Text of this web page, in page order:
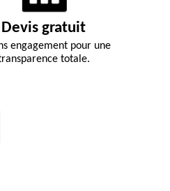
Devis gratuit
engagement pour une
totale.